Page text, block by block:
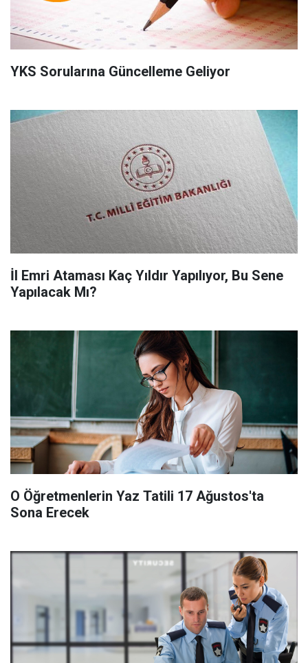
YKS Sorularına Güncelleme Geliyor
İl Emri Ataması Kaç Yıldır Yapılıyor, Bu Sene
Yapılacak Mı?
O Öğretmenlerin Yaz Tatili 17 Ağustos'ta
Sona Erecek